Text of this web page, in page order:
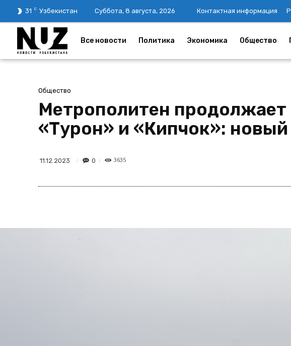
31 C Узбекистан Суббота, 8 августа, 2026 Контактная информация
Все новости Политика Экономика Общество
Общество
Метрополитен
«Турон» и «Кипчок»:
11.12.2023 0 3635